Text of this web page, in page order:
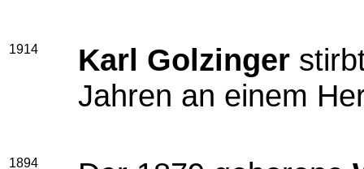
1914 Karl Golzinger
Jahren an einem
1894